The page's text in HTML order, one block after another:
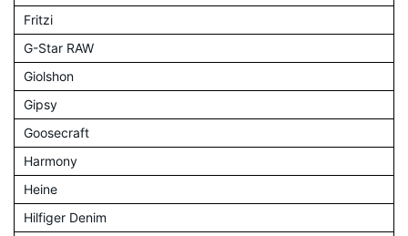
Fritzi
G-Star RAW
Giolshon
Gipsy
Goosecraft
Harmony
Heine
Hilfiger Denim